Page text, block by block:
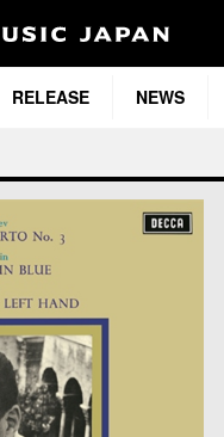
RELEASE NEWS